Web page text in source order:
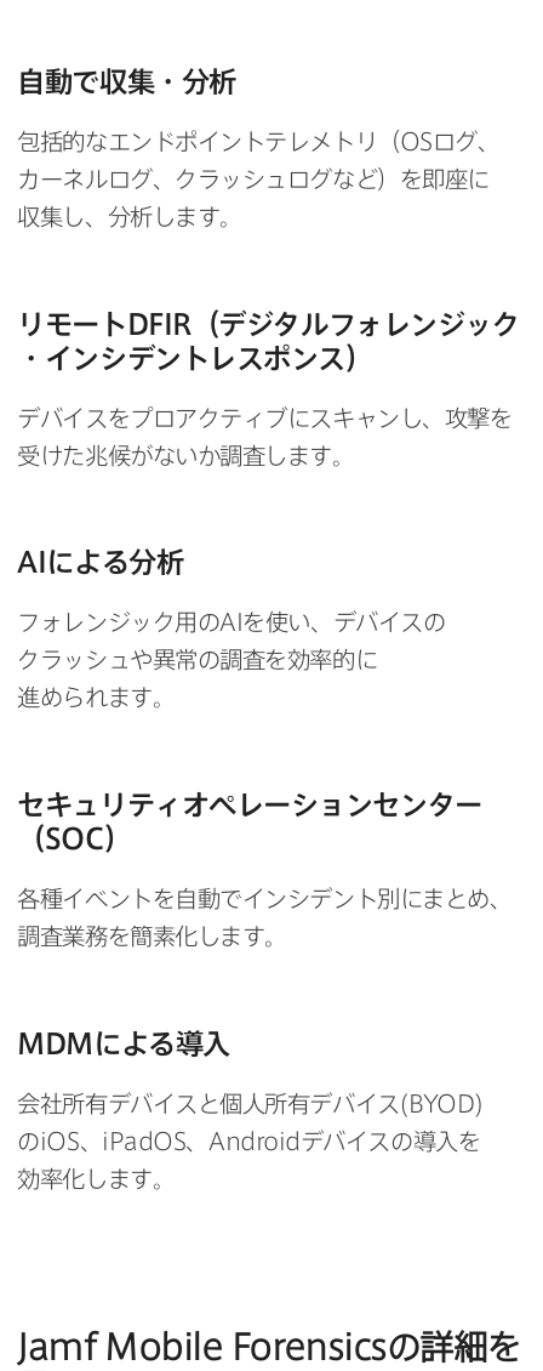
自動で​収集・分析
包括的な​エンドポイントテレメトリ​（OS ログ、​
カーネルログ、​クラッシュログなど）を​即座に​
収集し、​分析します。
リモート DFIR （デジタルフォレンジック
・インシデントレスポンス）
デバイスを​プロアクティブに​スキャンし、​攻撃を​
受けた​兆候が​ないか​調査します。
AI に​よる​分析
フォレンジック用のAI を​使い、​デバイスの​
クラッシュや​異常の​調査を​効率的に​
進められます。
セキュリティオペレーションセンター​
（SOC）
各種イベントを​自動で​インシデント別に​まとめ、​
調査業務を​簡素化します。
MDM に​よる​導入
会社所有デバイスと​個人所有デバイス( BYOD)
のiOS、 iPadOS、 Android デバイスの​導入を​
効率化します。
Jamf Mobile Forensicsの​詳細を​